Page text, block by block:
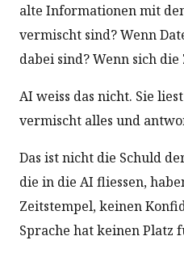
alte Informationen mit
vermischt sind? Wenn
dabei sind? Wenn sich
AI weiss das nicht. Sie
vermischt alles und
Das ist nicht die Schuld
die in die AI fliessen,
Zeitstempel, keinen
Sprache hat keinen Platz